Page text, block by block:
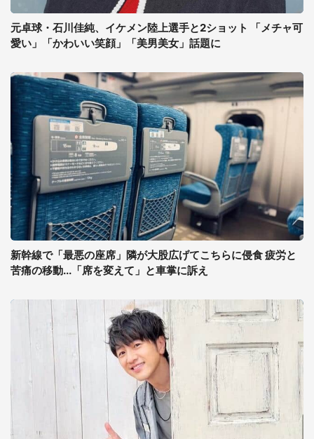
元卓球・石川佳純、イケメン陸上選手と2ショット 「メチャ可
愛い」「かわいい笑顔」「美男美女」話題に
新幹線で「最悪の座席」隣が大股広げてこちらに侵食 疲労と
苦痛の移動...「席を変えて」と車掌に訴え